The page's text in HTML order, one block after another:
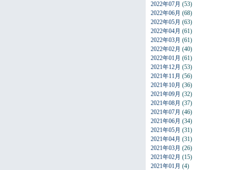
2022年07月 (53)
2022年06月 (68)
2022年05月 (63)
2022年04月 (61)
2022年03月 (61)
2022年02月 (40)
2022年01月 (61)
2021年12月 (53)
2021年11月 (56)
2021年10月 (36)
2021年09月 (32)
2021年08月 (37)
2021年07月 (46)
2021年06月 (34)
2021年05月 (31)
2021年04月 (31)
2021年03月 (26)
2021年02月 (15)
2021年01月 (4)